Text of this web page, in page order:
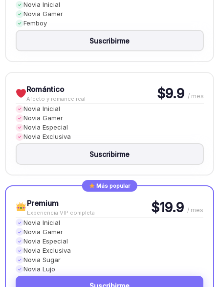
✓ Novia Inicial
✓ Novia Gamer
✓ Femboy
Suscribirme
Romántico
Afecto y romance real $9.9 / mes
✓ Novia Inicial
✓ Novia Gamer
✓ Novia Especial
✓ Novia Exclusiva
Suscribirme
Más popular
Premium
Experiencia VIP completa $19.9 / mes
✓ Novia Inicial
✓ Novia Gamer
✓ Novia Especial
✓ Novia Exclusiva
✓ Novia Sugar
✓ Novia Lujo